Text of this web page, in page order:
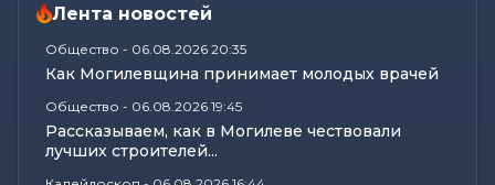
Лента новостей
Общество - 06.08.2026 20:35
Как Могилевщина принимает молодых врачей
Общество - 06.08.2026 19:45
Рассказываем, как в Могилеве чествовали
лучших строителей...